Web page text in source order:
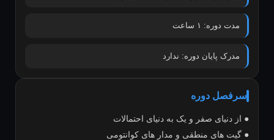
مدت دوره: ۱ ساعت
مدرک پایان دوره: ندارد
سرفصل دوره
● از دنیای صفر و یک به دنیای احتمالات
● گیت های منطقی و مدار های کوانتومی